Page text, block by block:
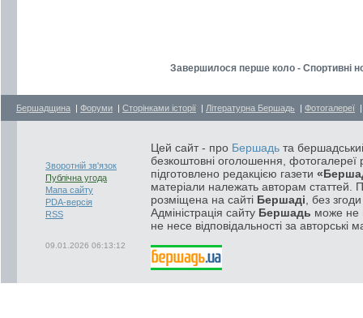
Завершилося перше коло - Спортивні
Бершадщина | Форуми | Сторінками історії | Літературна Бершадь | Фотогалереї
Зворотній зв'язок
Публічна угода
Мапа сайту
PDA-версія
RSS
09.01.2026 06:13:12
Цей сайт - про Бершадь та
безкоштовні оголошення, фотогалереї
підготовлено редакцією газети
матеріали належать авторам статтей.
розміщена на сайті Бершаді , без
Адміністрація сайту Бершадь може не
не несе відповідальності за авторські